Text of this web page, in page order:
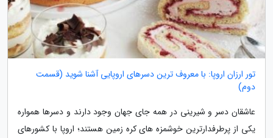
تور ارزان اروپا: با معروف ترین دسرهای اروپایی آشنا شوید (قسمت
دوم)
عاشقان دسر و شیرینی در همه جای جهان وجود دارند و دسرها همواره
یکی از پرطرفدارترین خوشمزه های کره زمین هستند؛ اروپا با کشورهای